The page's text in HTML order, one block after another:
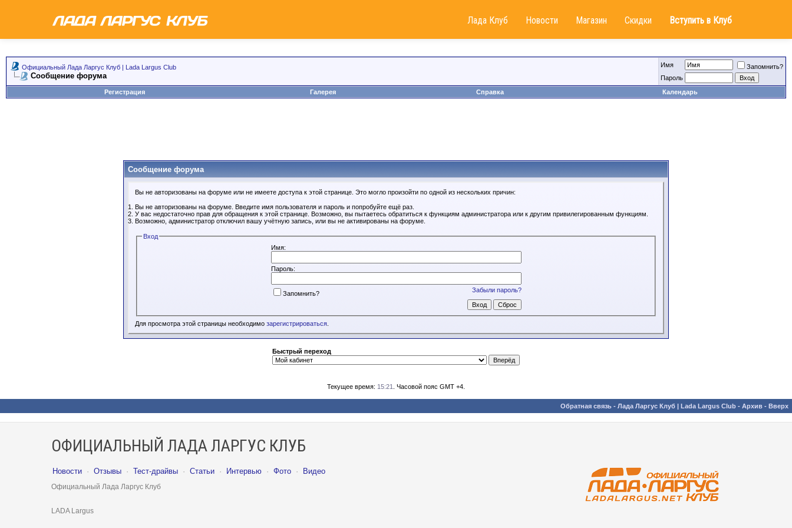
Лада Клуб Новости Магазин Скидки Вступить в Клуб
Официальный Лада Ларгус Клуб | Lada Largus Club
Сообщение форума
Имя
Запомнить?
Пароль
Регистрация
Галерея Справка Календарь
Сообщение форума
Вы не авторизованы на форуме или не имеете доступа к этой странице. Это могло произойти по одной из нескольких причин:
Вы не авторизованы на форуме. Введите имя пользователя и пароль и попробуйте ещё раз.
У вас недостаточно прав для обращения к этой странице. Возможно, вы пытаетесь обратиться к функциям администратора или к другим привилегированным функциям.
Возможно, администратор отключил вашу учётную запись, или вы не активированы на форуме.
Вход
Имя:
Пароль:
Забыли пароль?
Запомнить?
Для просмотра этой страницы необходимо зарегистрироваться
Быстрый переход
Текущее время: 15:21 . Часовой пояс GMT +4.
Обратная связь - Лада Ларгус Клуб | Lada Largus Club - Архив - Вверх
ОФИЦИАЛЬНЫЙ ЛАДА ЛАРГУС КЛУБ
Новости · Отзывы · Тест-драйвы · Статьи · Интервью · Фото · Видео
Официальный Лада Ларгус Клуб
LADA Largus